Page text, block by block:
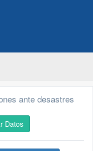
ante desastres
Datos